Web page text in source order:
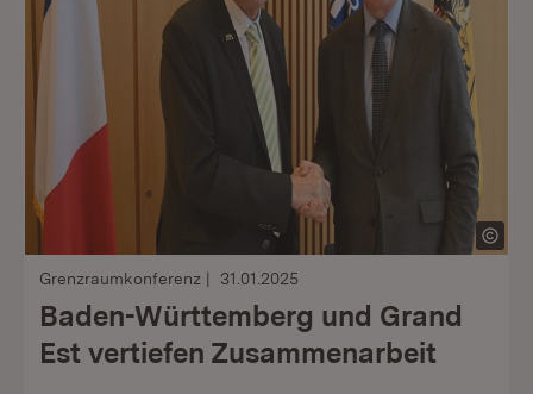
Grenzraumkonferenz 31.01.2025
Baden-Württemberg und Grand
Est vertiefen Zusammenarbeit